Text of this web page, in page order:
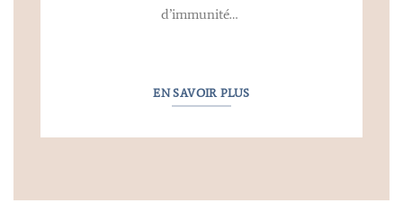
d’immunité…
EN SAVOIR PLUS